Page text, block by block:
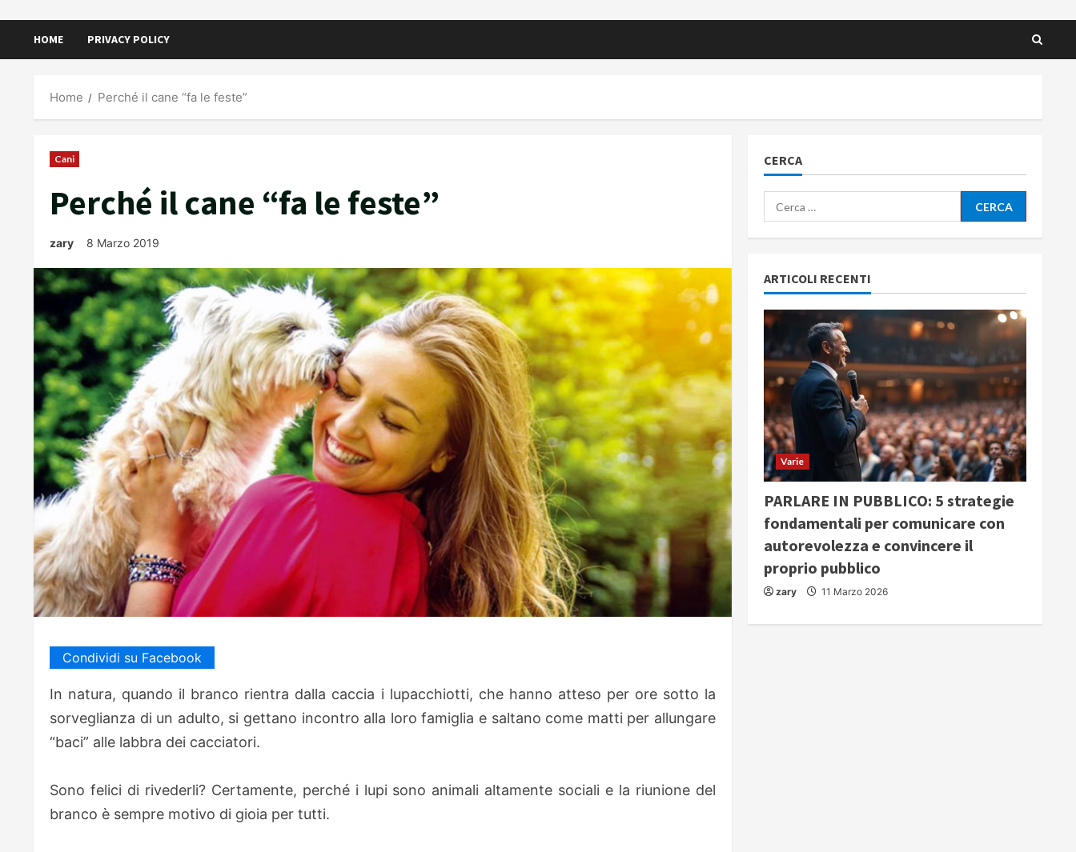
HOME PRIVACY POLICY
Home Perché il cane “fa le feste”
Cani
Perché il cane “fa le feste”
zary 8 Marzo 2019
Condividi su Facebook
In natura, quando il branco rientra dalla caccia i lupacchiotti, che hanno atteso per ore sotto la
sorveglianza di un adulto, si gettano incontro alla loro famiglia e saltano come matti per allungare
“baci” alle labbra dei cacciatori.
Sono felici di rivederli? Certamente, perché i lupi sono animali altamente sociali e la riunione del
branco è sempre motivo di gioia per tutti.
CERCA
Ricerca
per:
ARTICOLI RECENTI
Varie
PARLARE IN PUBBLICO: 5 strategie
fondamentali per comunicare con
autorevolezza e convincere il
proprio pubblico
zary 11 Marzo 2026